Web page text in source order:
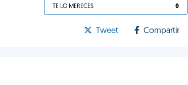
TE LO MERECES 0
Tweet Compartir